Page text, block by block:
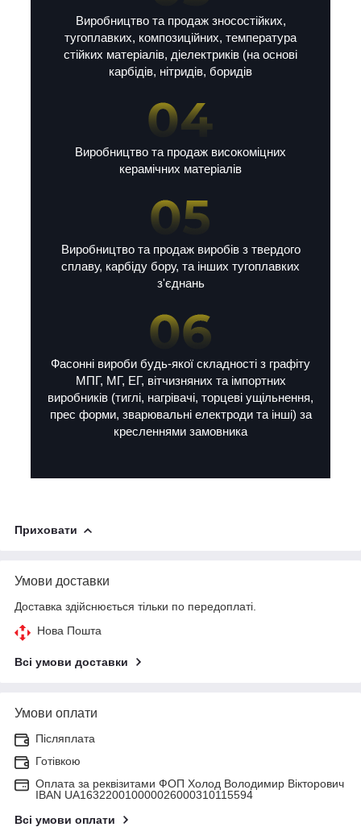
Виробництво та продаж зносостійких,
тугоплавких, композиційних, температура
стійких матеріалів, діелектриків (на основі
карбідів, нітридів, боридів
Виробництво та продаж високоміцних
керамічних матеріалів
Виробництво та продаж виробів з твердого
сплаву, карбіду бору, та інших тугоплавких
з'єднань
Фасонні вироби будь-якої складності з графіту
МПГ, МГ, ЕГ, вітчизняних та імпортних
виробників (тиглі, нагрівачі, торцеві ущільнення,
прес форми, зварювальні електроди та інші) за
кресленнями замовника
Приховати
Умови доставки
Доставка здійснюється тільки по передоплаті.
Нова Пошта
Всі умови доставки
Умови оплати
Післяплата
Готівкою
Оплата за реквізитами ФОП Холод Володимир Вікторович
IBAN UA163220010000026000310115594
Всі умови оплати